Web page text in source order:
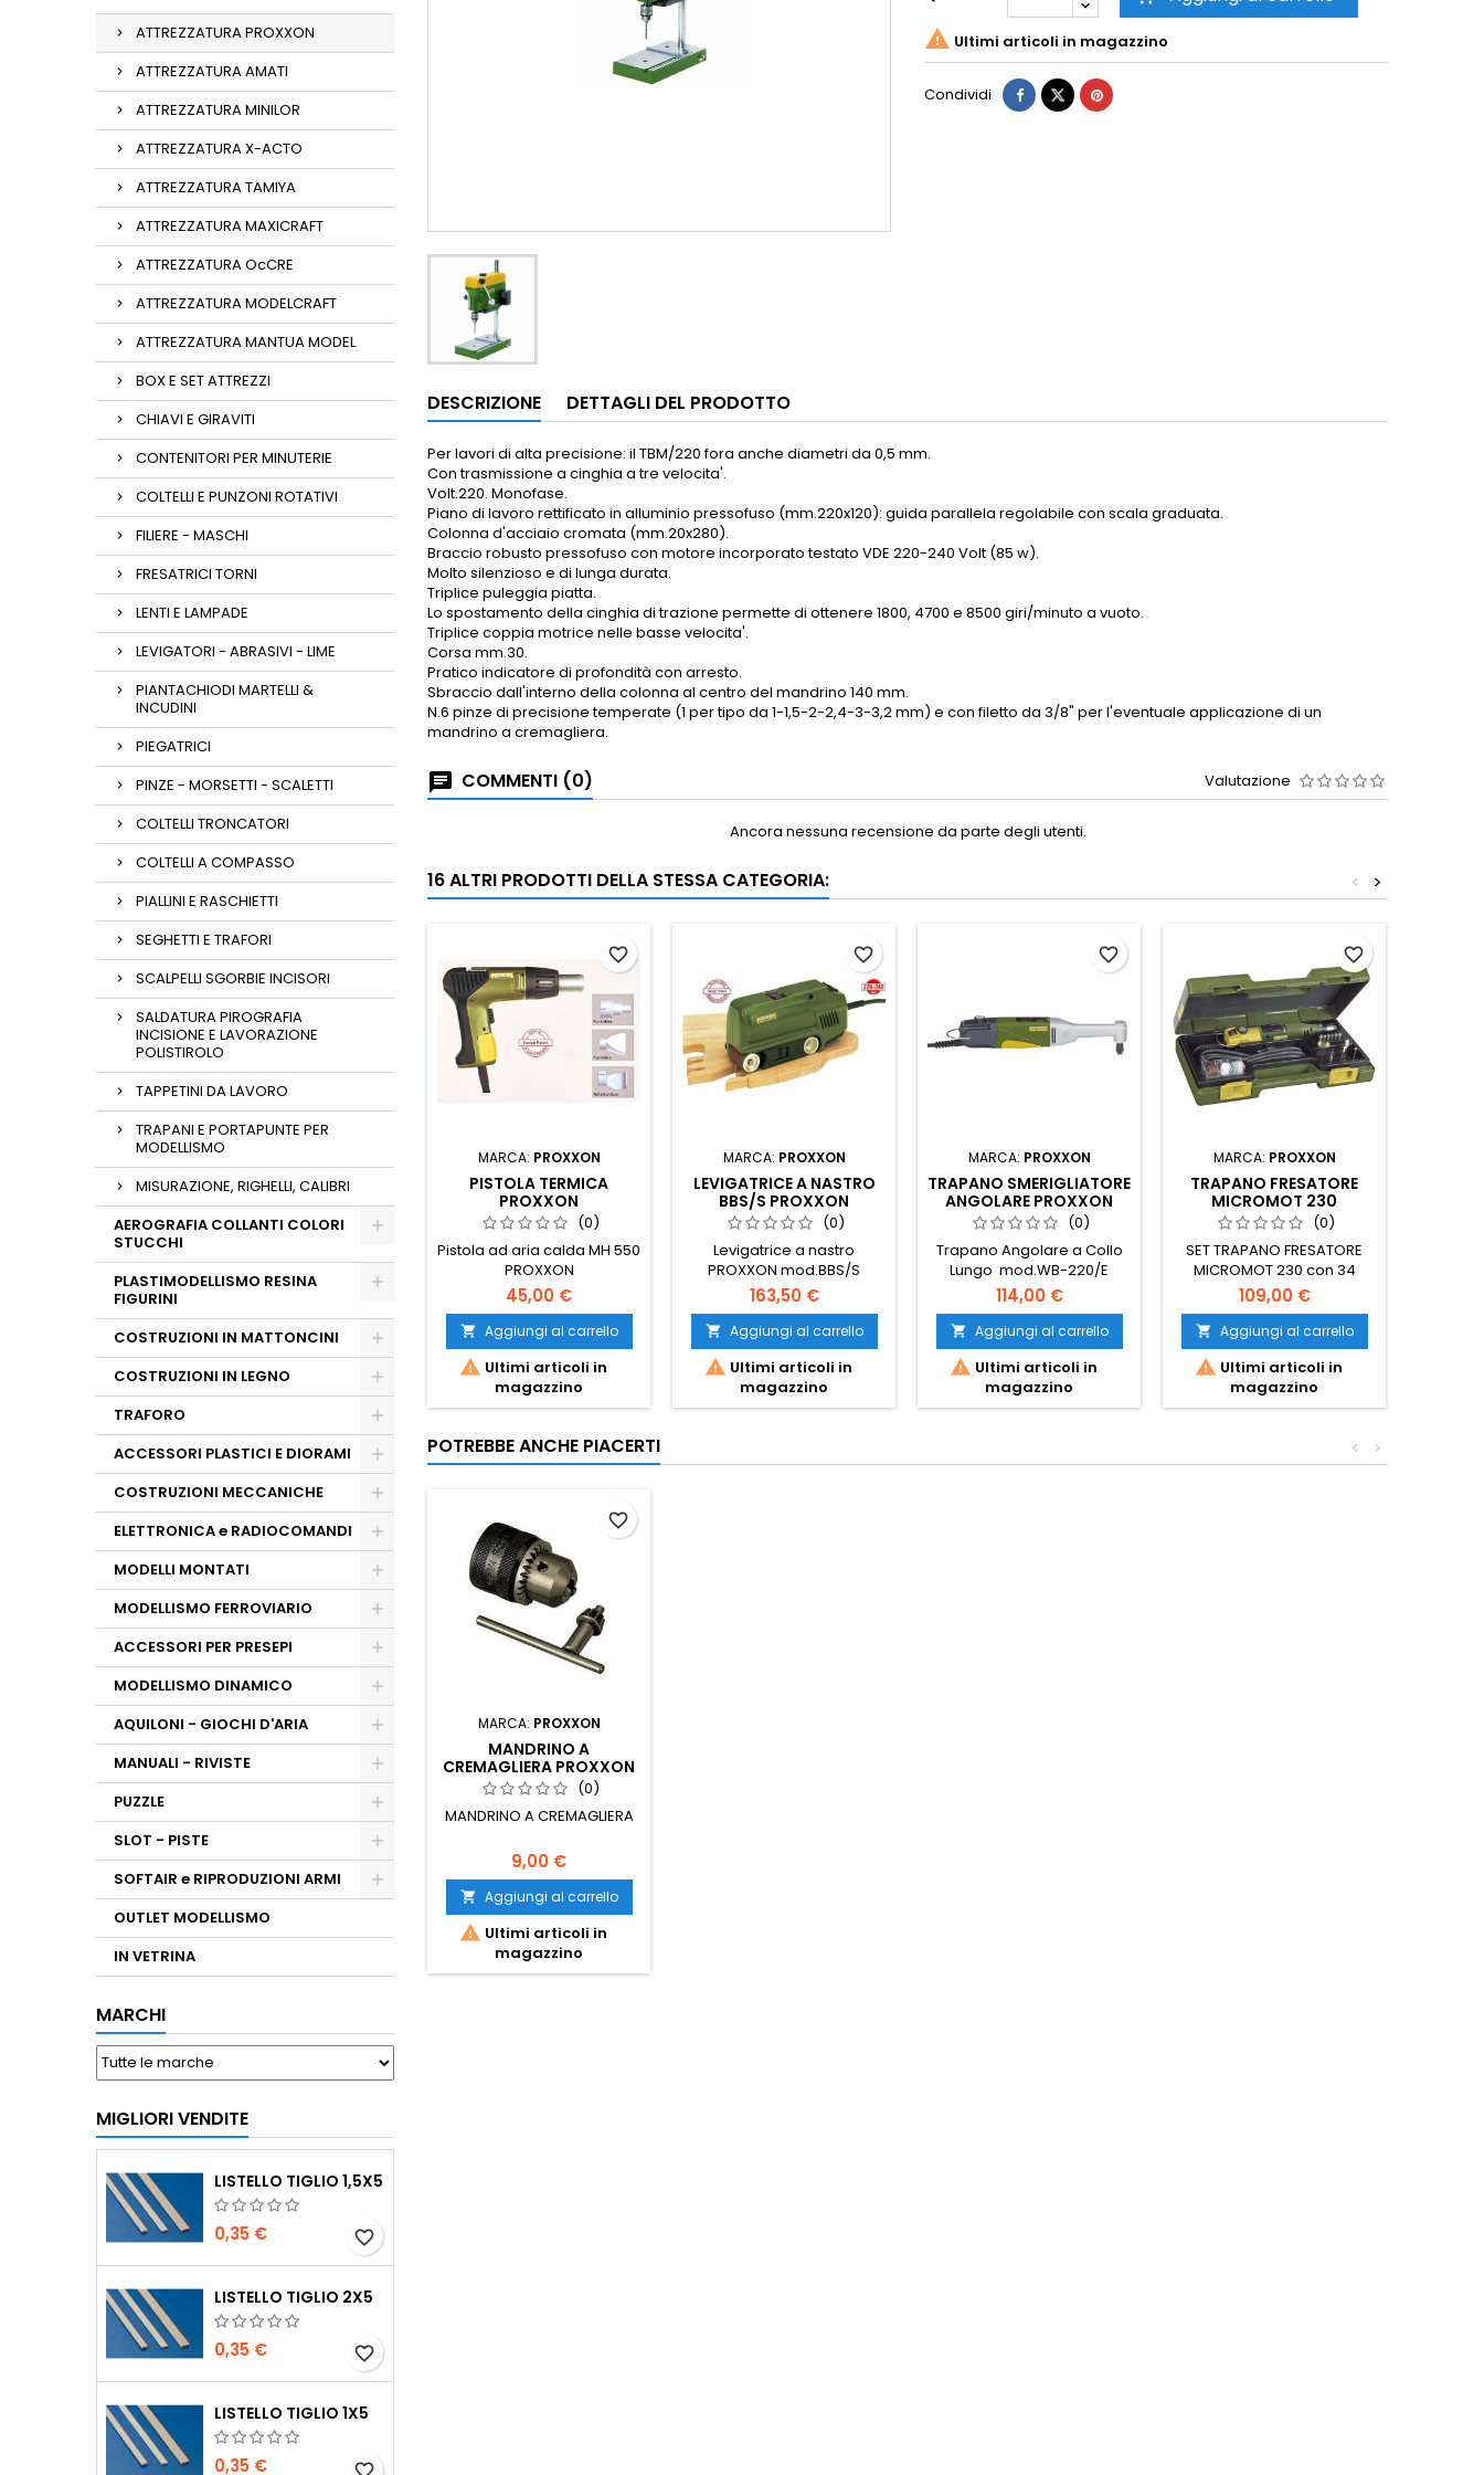
ATTREZZATURA PROXXON
ATTREZZATURA AMATI
ATTREZZATURA MINILOR
ATTREZZATURA X-ACTO
ATTREZZATURA TAMIYA
ATTREZZATURA MAXICRAFT
ATTREZZATURA OcCRE
ATTREZZATURA MODELCRAFT
ATTREZZATURA MANTUA MODEL
BOX E SET ATTREZZI
CHIAVI E GIRAVITI
CONTENITORI PER MINUTERIE
COLTELLI E PUNZONI ROTATIVI
FILIERE - MASCHI
FRESATRICI TORNI
LENTI E LAMPADE
LEVIGATORI - ABRASIVI - LIME
PIANTACHIODI MARTELLI &
INCUDINI
PIEGATRICI
PINZE - MORSETTI - SCALETTI
COLTELLI TRONCATORI
COLTELLI A COMPASSO
PIALLINI E RASCHIETTI
SEGHETTI E TRAFORI
SCALPELLI SGORBIE INCISORI
SALDATURA PIROGRAFIA
INCISIONE E LAVORAZIONE
POLISTIROLO
TAPPETINI DA LAVORO
TRAPANI E PORTAPUNTE PER
MODELLISMO
MISURAZIONE, RIGHELLI, CALIBRI
AEROGRAFIA COLLANTI COLORI
STUCCHI
PLASTIMODELLISMO RESINA
FIGURINI
COSTRUZIONI IN MATTONCINI
COSTRUZIONI IN LEGNO
TRAFORO
ACCESSORI PLASTICI E DIORAMI
COSTRUZIONI MECCANICHE
ELETTRONICA e RADIOCOMANDI
MODELLI MONTATI
MODELLISMO FERROVIARIO
ACCESSORI PER PRESEPI
MODELLISMO DINAMICO
AQUILONI - GIOCHI D'ARIA
MANUALI - RIVISTE
PUZZLE
SLOT - PISTE
SOFTAIR e RIPRODUZIONI ARMI
OUTLET MODELLISMO
IN VETRINA
MARCHI
MIGLIORI VENDITE
LISTELLO TIGLIO 1,5X5
0,35 € favorite_border
LISTELLO TIGLIO 2X5
0,35 € favorite_border
LISTELLO TIGLIO 1X5
0,35 € favorite_border
 Ultimi articoli in magazzino
Condividi
DESCRIZIONE DETTAGLI DEL PRODOTTO
Per lavori di alta precisione: il TBM/220 fora anche diametri da 0,5 mm.
Con trasmissione a cinghia a tre velocita'.
Volt.220. Monofase.
Piano di lavoro rettificato in alluminio pressofuso (mm.220x120): guida parallela regolabile con scala graduata.
Colonna d'acciaio cromata (mm.20x280).
Braccio robusto pressofuso con motore incorporato testato VDE 220-240 Volt (85 w).
Molto silenzioso e di lunga durata.
Triplice puleggia piatta.
Lo spostamento della cinghia di trazione permette di ottenere 1800, 4700 e 8500 giri/minuto a vuoto.
Triplice coppia motrice nelle basse velocita'.
Corsa mm.30.
Pratico indicatore di profondità con arresto.
Sbraccio dall'interno della colonna al centro del mandrino 140 mm.
N.6 pinze di precisione temperate (1 per tipo da 1-1,5-2-2,4-3-3,2 mm) e con filetto da 3/8" per l'eventuale applicazione di un
mandrino a cremagliera.
COMMENTI (0) Valutazione
Ancora nessuna recensione da parte degli utenti.
16 ALTRI PRODOTTI DELLA STESSA CATEGORIA: >
<
MARCA: PROXXON
PISTOLA TERMICA
PROXXON
(0)
Pistola ad aria calda MH 550
PROXXON
45,00 €
 Aggiungi al carrello
 Ultimi articoli in
magazzino
favorite_border
MARCA: PROXXON
LEVIGATRICE A NASTRO
BBS/S PROXXON
(0)
Levigatrice a nastro
PROXXON mod.BBS/S
163,50 €
 Aggiungi al carrello
 Ultimi articoli in
magazzino
favorite_border
MARCA: PROXXON
TRAPANO SMERIGLIATORE
ANGOLARE PROXXON
(0)
Trapano Angolare a Collo
Lungo mod.WB-220/E
114,00 €
 Aggiungi al carrello
 Ultimi articoli in
magazzino
favorite_border
MARCA: PROXXON
TRAPANO FRESATORE
MICROMOT 230
(0)
SET TRAPANO FRESATORE
MICROMOT 230 con 34
utensili
109,00 €
 Aggiungi al carrello
 Ultimi articoli in
magazzino
favorite_border
POTREBBE ANCHE PIACERTI >
<
MARCA: PROXXON
MANDRINO A
CREMAGLIERA PROXXON
(0)
MANDRINO A CREMAGLIERA
9,00 €
 Aggiungi al carrello
 Ultimi articoli in
magazzino
favorite_border